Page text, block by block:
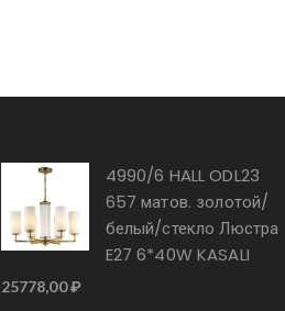
4990/6 HALL ODL23
657 матов. золотой/
белый/стекло Люстра
E27 6*40W KASALI
25778,00₽